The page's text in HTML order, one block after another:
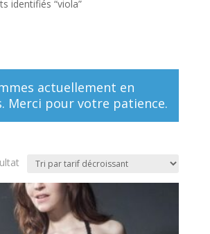
identifiés “viola”
actuellement en
Merci pour votre patience.